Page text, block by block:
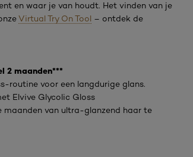
en waar je van houdt. Het vinden van je
Virtual Try On Tool – ontdek de
2 maanden***
routine voor een langdurige glans.
Elvive Glycolic Gloss
van ultra-glanzend haar te